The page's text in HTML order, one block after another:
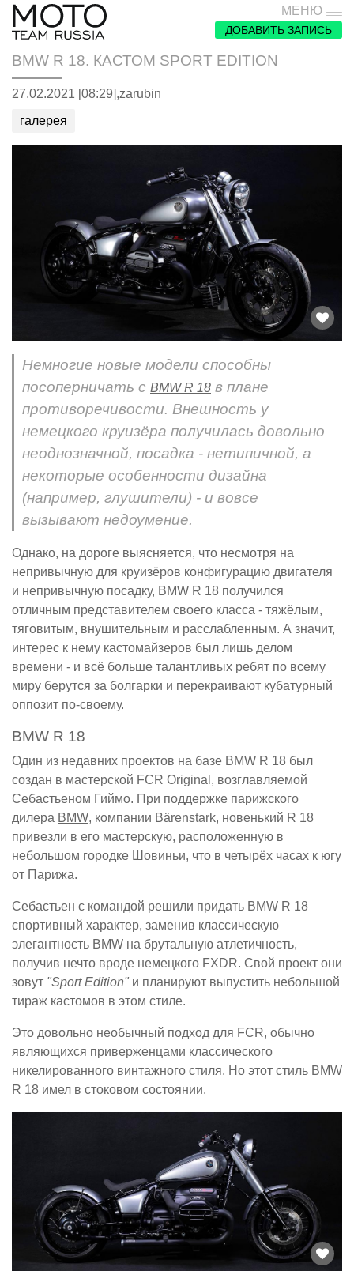
МЕНЮ
ДОБАВИТЬ ЗАПИСЬ
BMW R 18. КАСТОМ SPORT EDITION
27.02.2021 [08:29],zarubin
галерея
Немногие новые модели способны
посоперничать с BMW R 18 в плане
противоречивости. Внешность у
немецкого круизёра получилась довольно
неоднозначной, посадка - нетипичной, а
некоторые особенности дизайна
(например, глушители) - и вовсе
вызывают недоумение.
Однако, на дороге выясняется, что несмотря на
непривычную для круизёров конфигурацию двигателя
и непривычную посадку, BMW R 18 получился
отличным представителем своего класса - тяжёлым,
тяговитым, внушительным и расслабленным. А значит,
интерес к нему кастомайзеров был лишь делом
времени - и всё больше талантливых ребят по всему
миру берутся за болгарки и перекраивают кубатурный
оппозит по-своему.
BMW R 18
Один из недавних проектов на базе BMW R 18 был
создан в мастерской FCR Original, возглавляемой
Себастьеном Гиймо. При поддержке парижского
дилера BMW, компании Bärenstark, новенький R 18
привезли в его мастерскую, расположенную в
небольшом городке Шовиньи, что в четырёх часах к югу
от Парижа.
Себастьен с командой решили придать BMW R 18
спортивный характер, заменив классическую
элегантность BMW на брутальную атлетичность,
получив нечто вроде немецкого FXDR. Свой проект они
зовут "Sport Edition" и планируют выпустить небольшой
тираж кастомов в этом стиле.
Это довольно необычный подход для FCR, обычно
являющихся приверженцами классического
никелированного винтажного стиля. Но этот стиль BMW
R 18 имел в стоковом состоянии.